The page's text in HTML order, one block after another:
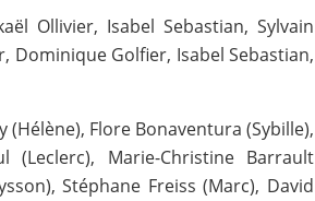
Ollivier, Isabel Sebastian, Sylvain
Dominique Golfier, Isabel Sebastian,
(Hélène), Flore Bonaventura (Sybille),
(Leclerc), Marie-Christine Barrault
Stéphane Freiss (Marc), David